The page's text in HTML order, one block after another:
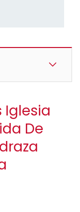
Iglesia
De